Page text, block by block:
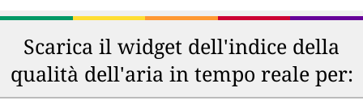
Scarica il widget dell'indice della
qualità dell'aria in tempo reale per: